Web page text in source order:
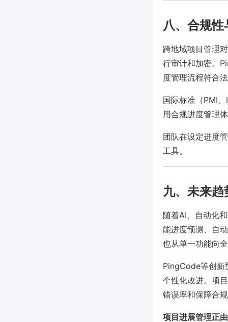
八、合规
跨地域项目管理
行审计和加密。
度管理流程符合
国际标准（PMI
用合规进度管理
团队在设定进度
工具。
九、未来
随着AI、自动化
能进度预测、自
也从单一功能向
PingCode等创新
个性化改进。项
错误率和保障合
项目进展管理正